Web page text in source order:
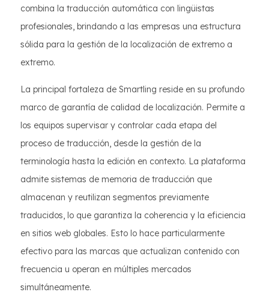
combina la traducción automática con lingüistas
profesionales, brindando a las empresas una estructura
sólida para la gestión de la localización de extremo a
extremo.
La principal fortaleza de Smartling reside en su profundo
marco de garantía de calidad de localización. Permite a
los equipos supervisar y controlar cada etapa del
proceso de traducción, desde la gestión de la
terminología hasta la edición en contexto. La plataforma
admite sistemas de memoria de traducción que
almacenan y reutilizan segmentos previamente
traducidos, lo que garantiza la coherencia y la eficiencia
en sitios web globales. Esto lo hace particularmente
efectivo para las marcas que actualizan contenido con
frecuencia u operan en múltiples mercados
simultáneamente.